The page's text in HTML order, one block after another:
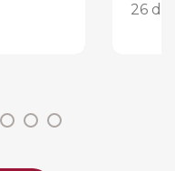
26 de